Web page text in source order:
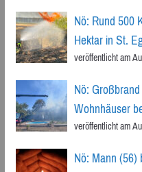
Nö: Rund 500
Hektar in St.
veröffentlicht am
Nö:
Wohnhäuser
veröffentlicht am
Nö: Mann